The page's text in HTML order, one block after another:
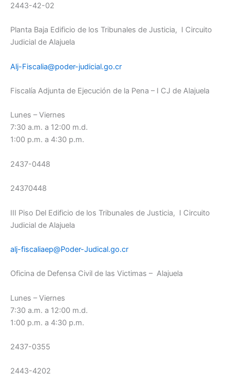
2443-42-02
Planta Baja Edificio de los Tribunales de Justicia, I Circuito
Judicial de Alajuela
Alj-Fiscalia@poder-judicial.go.cr
Fiscalía Adjunta de Ejecución de la Pena – I CJ de Alajuela
Lunes – Viernes
7:30 a.m. a 12:00 m.d.
1:00 p.m. a 4:30 p.m.
2437-0448
24370448
III Piso Del Edificio de los Tribunales de Justicia, I Circuito
Judicial de Alajuela
alj-fiscaliaep@Poder-Judical.go.cr
Oficina de Defensa Civil de las Victimas – Alajuela
Lunes – Viernes
7:30 a.m. a 12:00 m.d.
1:00 p.m. a 4:30 p.m.
2437-0355
2443-4202